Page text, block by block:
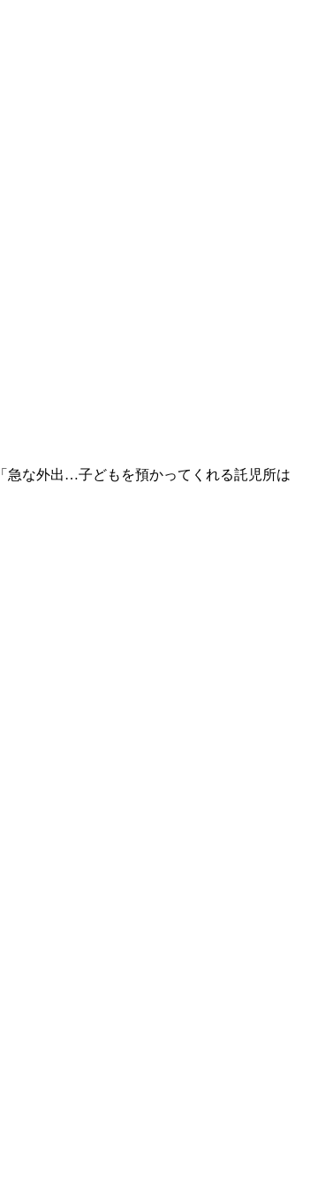
急な外出…子どもを預かってくれる託児所は